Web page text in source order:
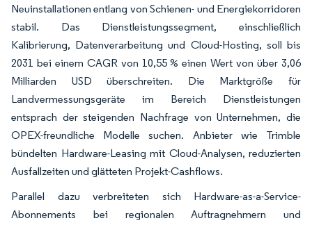
Neuinstallationen entlang von Schienen- und Energiekorridoren
stabil. Das Dienstleistungssegment, einschließlich
Kalibrierung, Datenverarbeitung und Cloud-Hosting, soll bis
2031 bei einem CAGR von 10,55 % einen Wert von über 3,06
Milliarden USD überschreiten. Die Marktgröße für
Landvermessungsgeräte im Bereich Dienstleistungen
entsprach der steigenden Nachfrage von Unternehmen, die
OPEX-freundliche Modelle suchen. Anbieter wie Trimble
bündelten Hardware-Leasing mit Cloud-Analysen, reduzierten
Ausfallzeiten und glätteten Projekt-Cashflows.
Parallel dazu verbreiteten sich Hardware-as-a-Service-
Abonnements bei regionalen Auftragnehmern und